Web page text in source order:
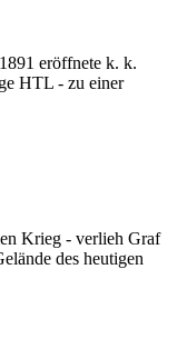
eröffnete k. k.
HTL - zu einer
Krieg - verlieh Graf
des heutigen